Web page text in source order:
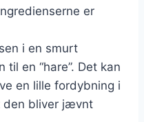
er
i en smurt
en “hare”. Det kan
en lille fordybning i
den bliver jævnt